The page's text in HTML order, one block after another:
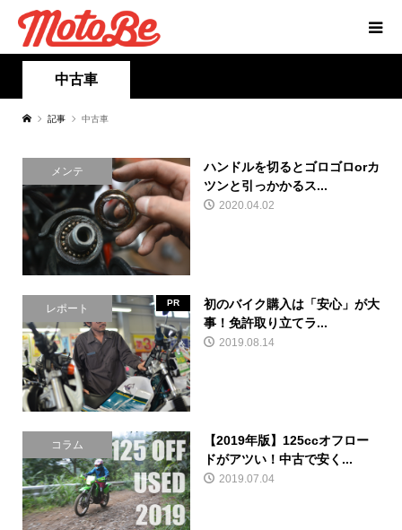
中古車
記事 中古車
メンテ
ハンドルを切るとゴロゴロorカ
ツンと引っかかるス...
2020.04.02
レポート PR
初のバイク購入は「安心」が大
事！免許取り立てラ...
2019.08.14
コラム
【2019年版】125ccオフロー
ドがアツい！中古で安く...
2019.07.04